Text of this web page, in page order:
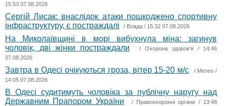
15:53 07.08.2026
Сергій Лисак: внаслідок атаки пошкоджено спортивну
інфраструктуру, є постраждалі
/ Влада / 15:32 07.08.2026
На Миколаївщині в морі вибухнула міна: загинув
чоловік, дві жінки постраждали
/ Охорона здоров'я/ 14:46
07.08.2026
Завтра в Одесі очікуються гроза, вітер 15-20 м/с / Метео /
14:05 07.08.2026
В Одесі судитимуть чоловіка за публічну наругу над
Державним Прапором України
/ Правоохоронні органи / 13:48